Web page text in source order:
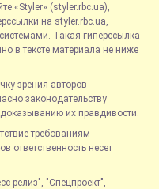
«Styler» (styler.rbc.ua),
на styler.rbc.ua,
Такая гиперссылка
в тексте материала не ниже
зрения авторов
законодательству
их правдивости.
требованиям
ответственность несет
релиз", "Спецпроект",